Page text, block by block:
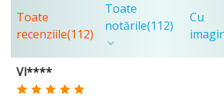
Toate
recenziile(112)
Toate
notările(112)
Cu
Vl****